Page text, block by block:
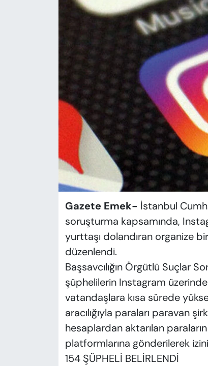
Gazete Emek- İstanbul
soruşturma kapsamında,
yurttaşı dolandıran organize
düzenlendi.
Başsavcılığın Örgütlü Suçlar
şüphelilerin Instagram
vatandaşlara kısa sürede
aracılığıyla paraları paravan
hesaplardan aktarılan
platformlarına gönderilerek
154 ŞÜPHELİ BELİRLENDİ
KÜLTÜR-SANAT
MAGAZİN
ÖZEL HABER
YAZAR KÖŞESİ
SİYASET
VAN VE DİYARBAKIR HABERLERİ